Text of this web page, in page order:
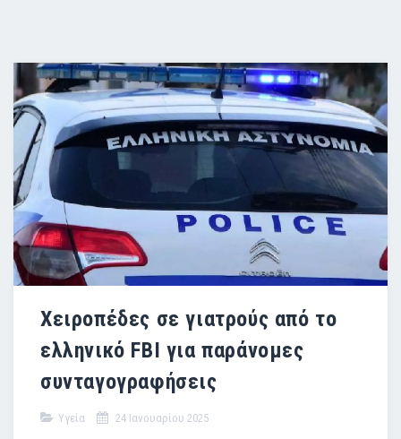
Χειροπέδες σε γιατρούς από το
ελληνικό FBI για παράνομες
συνταγογραφήσεις
Υγεία 24 Ιανουαρίου 2025